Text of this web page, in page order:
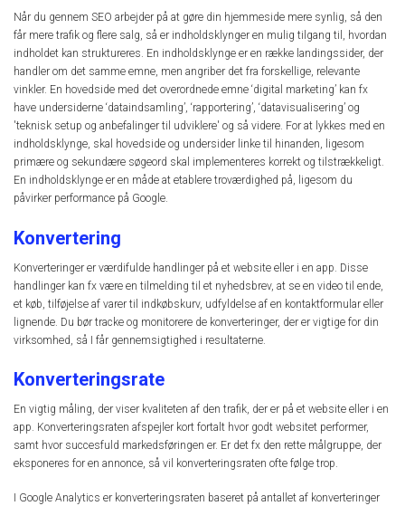
Når du gennem SEO arbejder på at gøre din hjemmeside mere synlig, så den
får mere trafik og flere salg, så er indholdsklynger en mulig tilgang til, hvordan
indholdet kan struktureres. En indholdsklynge er en række landingssider, der
handler om det samme emne, men angriber det fra forskellige, relevante
vinkler. En hovedside med det overordnede emne ‘digital marketing’ kan fx
have undersiderne ‘dataindsamling’, ‘rapportering’, ‘datavisualisering’ og
'teknisk setup og anbefalinger til udviklere' og så videre. For at lykkes med en
indholdsklynge, skal hovedside og undersider linke til hinanden, ligesom
primære og sekundære søgeord skal implementeres korrekt og tilstrækkeligt.
En indholdsklynge er en måde at etablere troværdighed på, ligesom du
påvirker performance på Google.
Konvertering
Konverteringer er værdifulde handlinger på et website eller i en app. Disse
handlinger kan fx være en tilmelding til et nyhedsbrev, at se en video til ende,
et køb, tilføjelse af varer til indkøbskurv, udfyldelse af en kontaktformular eller
lignende. Du bør tracke og monitorere de konverteringer, der er vigtige for din
virksomhed, så I får gennemsigtighed i resultaterne.
Konverteringsrate
En vigtig måling, der viser kvaliteten af den trafik, der er på et website eller i en
app. Konverteringsraten afspejler kort fortalt hvor godt websitet performer,
samt hvor succesfuld markedsføringen er. Er det fx den rette målgruppe, der
eksponeres for en annonce, så vil konverteringsraten ofte følge trop.
I Google Analytics er konverteringsraten baseret på antallet af konverteringer